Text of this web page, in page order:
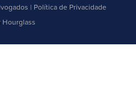
| Política de Privacidade
Hourglass